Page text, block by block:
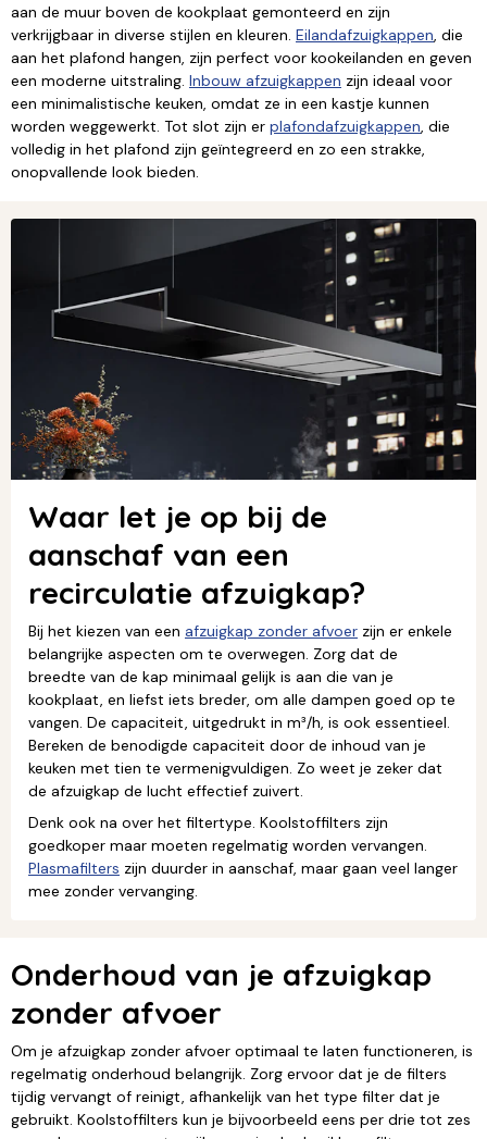
aan de muur boven de kookplaat gemonteerd en zijn
verkrijgbaar in diverse stijlen en kleuren. Eilandafzuigkappen, die
aan het plafond hangen, zijn perfect voor kookeilanden en geven
een moderne uitstraling. Inbouw afzuigkappen zijn ideaal voor
een minimalistische keuken, omdat ze in een kastje kunnen
worden weggewerkt. Tot slot zijn er plafondafzuigkappen, die
volledig in het plafond zijn geïntegreerd en zo een strakke,
onopvallende look bieden.
Waar let je op bij de
aanschaf van een
recirculatie afzuigkap?
Bij het kiezen van een afzuigkap zonder afvoer zijn er enkele
belangrijke aspecten om te overwegen. Zorg dat de
breedte van de kap minimaal gelijk is aan die van je
kookplaat, en liefst iets breder, om alle dampen goed op te
vangen. De capaciteit, uitgedrukt in m³/h, is ook essentieel.
Bereken de benodigde capaciteit door de inhoud van je
keuken met tien te vermenigvuldigen. Zo weet je zeker dat
de afzuigkap de lucht effectief zuivert.
Denk ook na over het filtertype. Koolstoffilters zijn
goedkoper maar moeten regelmatig worden vervangen.
Plasmafilters zijn duurder in aanschaf, maar gaan veel langer
mee zonder vervanging.
Onderhoud van je afzuigkap
zonder afvoer
Om je afzuigkap zonder afvoer optimaal te laten functioneren, is
regelmatig onderhoud belangrijk. Zorg ervoor dat je de filters
tijdig vervangt of reinigt, afhankelijk van het type filter dat je
gebruikt. Koolstoffilters kun je bijvoorbeeld eens per drie tot zes